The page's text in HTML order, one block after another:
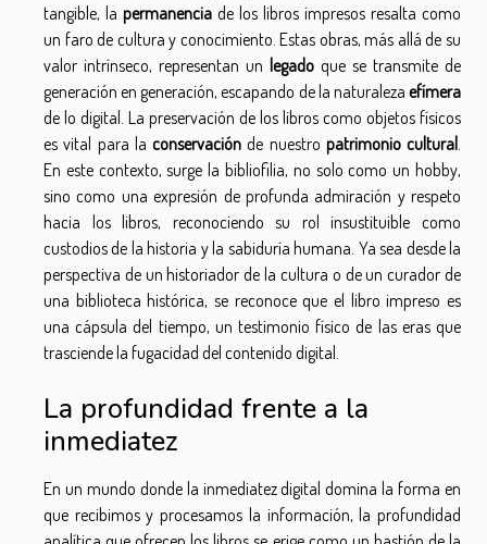
tangible, la permanencia de los libros impresos resalta como
un faro de cultura y conocimiento. Estas obras, más allá de su
valor intrínseco, representan un legado que se transmite de
generación en generación, escapando de la naturaleza efímera
de lo digital. La preservación de los libros como objetos físicos
es vital para la conservación de nuestro patrimonio cultural.
En este contexto, surge la bibliofilia, no solo como un hobby,
sino como una expresión de profunda admiración y respeto
hacia los libros, reconociendo su rol insustituible como
custodios de la historia y la sabiduría humana. Ya sea desde la
perspectiva de un historiador de la cultura o de un curador de
una biblioteca histórica, se reconoce que el libro impreso es
una cápsula del tiempo, un testimonio físico de las eras que
trasciende la fugacidad del contenido digital.
La profundidad frente a la
inmediatez
En un mundo donde la inmediatez digital domina la forma en
que recibimos y procesamos la información, la profundidad